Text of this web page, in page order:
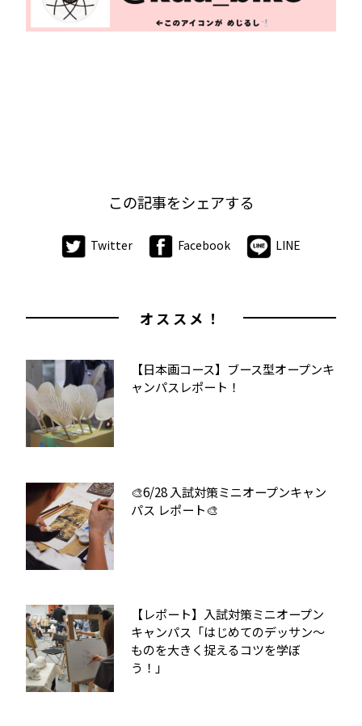
この記事をシェアする
Twitter Facebook LINE
オススメ！
【日本画コース】ブース型オープンキ
ャンパスレポート！
🎨6/28 入試対策ミニオープンキャン
パス レポート🎨
【レポート】入試対策ミニオープン
キャンパス「はじめてのデッサン〜
ものを大きく捉えるコツを学ぼ
う！」